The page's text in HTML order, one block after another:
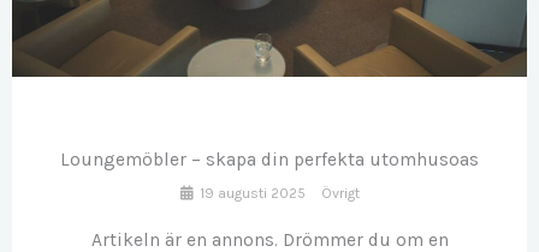
AUG
Loungemöbler – skapa din perfekta utomhusoas
19 augusti 2025 Övrigt
Artikeln är en annons. Drömmer du om en